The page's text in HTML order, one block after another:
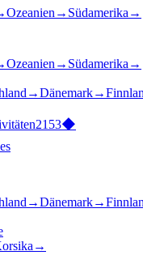
Ozeanien → Südamerika →
Ozeanien → Südamerika →
→Dänemark→
2153◆
→Dänemark→
→